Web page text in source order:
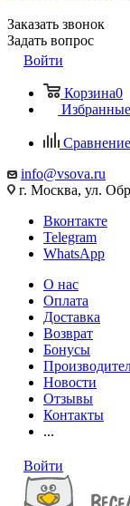
Заказать звонок
Задать вопрос
Войти
Корзина0
info@vsova.ru
г. Москва, ул.
Вконтакте
Telegram
WhatsApp
О нас
Оплата
Доставка
Возврат
Бонусы
Новости
Отзывы
Контакты
...
Войти